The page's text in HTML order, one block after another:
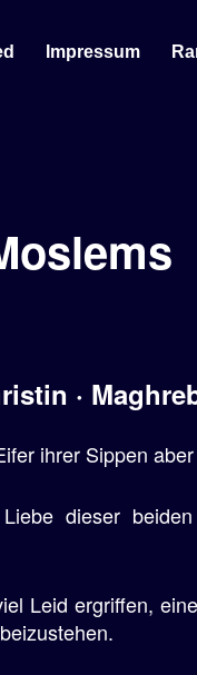
Impressum
·
ihrer Sippen
dieser
Leid ergriffen,